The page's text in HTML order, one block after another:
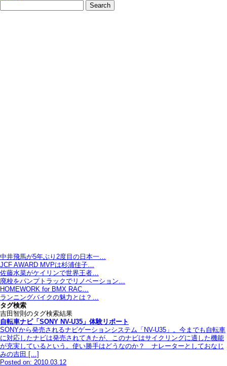
中井飛馬が5年ぶり2度目の日本一…
JCF AWARD MVPは杉浦佳子…
佐藤水菜がケイリンで世界王者…
廃校をパンプトラックでリノベーション…
HOMEWORK for BMX RAC…
ランニングバイクの魅力とは？…
タグ検索
吉田智則のタグ検索結果
自転車ナビ「SONY NV-U35」体験リポート
SONYから発売されるナビゲーションシステム「NV-U35」。今までも自転車
に対応したナビは発売されてきたが、このナビはサイクリングに適した機能
が充実しているという。使い勝手はどうなのか？ ナレーターとしておなじ
みの吉田 […]
Posted on: 2010.03.12